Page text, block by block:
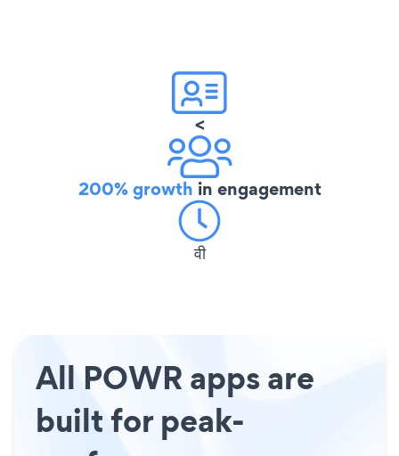
<
200% growth in engagement
वी
All POWR apps are
built for peak-